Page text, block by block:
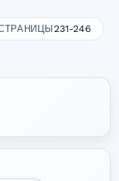
231-246